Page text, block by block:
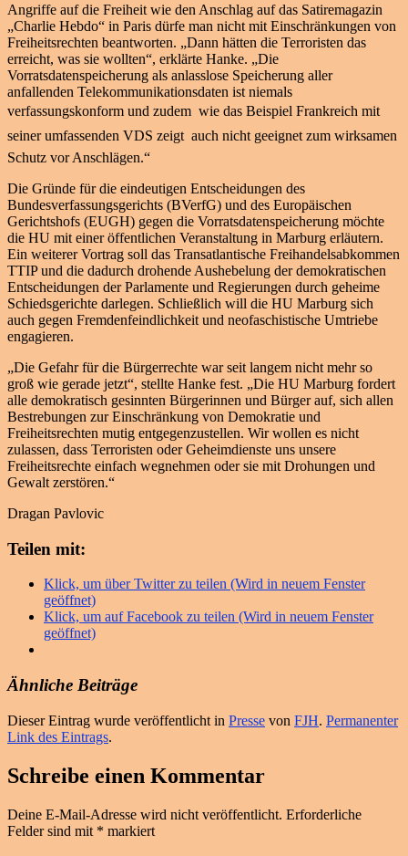
Angriffe auf die Freiheit wie den Anschlag auf das Satiremagazin
„Charlie Hebdo“ in Paris dürfe man nicht mit Einschränkungen von
Freiheitsrechten beantworten. „Dann hätten die Terroristen das
erreicht, was sie wollten“, erklärte Hanke. „Die
Vorratsdatenspeicherung als anlasslose Speicherung aller
anfallenden Telekommunikationsdaten ist niemals
verfassungskonform und zudem  wie das Beispiel Frankreich mit
seiner umfassenden VDS zeigt  auch nicht geeignet zum wirksamen
Schutz vor Anschlägen.“
Die Gründe für die eindeutigen Entscheidungen des
Bundesverfassungsgerichts (BVerfG) und des Europäischen
Gerichtshofs (EUGH) gegen die Vorratsdatenspeicherung möchte
die HU mit einer öffentlichen Veranstaltung in Marburg erläutern.
Ein weiterer Vortrag soll das Transatlantische Freihandelsabkommen
TTIP und die dadurch drohende Aushebelung der demokratischen
Entscheidungen der Parlamente und Regierungen durch geheime
Schiedsgerichte darlegen. Schließlich will die HU Marburg sich
auch gegen Fremdenfeindlichkeit und neofaschistische Umtriebe
engagieren.
„Die Gefahr für die Bürgerrechte war seit langem nicht mehr so
groß wie gerade jetzt“, stellte Hanke fest. „Die HU Marburg fordert
alle demokratisch gesinnten Bürgerinnen und Bürger auf, sich allen
Bestrebungen zur Einschränkung von Demokratie und
Freiheitsrechten mutig entgegenzustellen. Wir wollen es nicht
zulassen, dass Terroristen oder Geheimdienste uns unsere
Freiheitsrechte einfach wegnehmen oder sie mit Drohungen und
Gewalt zerstören.“
Dragan Pavlovic
Teilen mit:
Klick, um über Twitter zu teilen (Wird in neuem Fenster
geöffnet)
Klick, um auf Facebook zu teilen (Wird in neuem Fenster
geöffnet)
Ähnliche Beiträge
Dieser Eintrag wurde veröffentlicht in Presse von FJH. Permanenter
Link des Eintrags.
Schreibe einen Kommentar
Deine E-Mail-Adresse wird nicht veröffentlicht. Erforderliche
Felder sind mit * markiert